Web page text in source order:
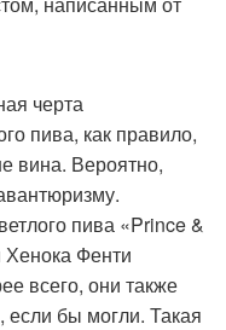
черта
пива, как правило,
вина. Вероятно,
пива «Prince &
Хенока Фенти
всего, они также
если бы могли. Такая